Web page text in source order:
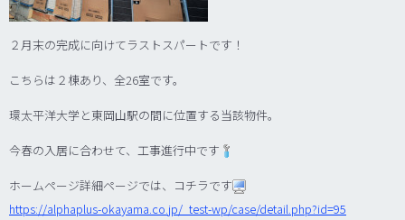
２月末の完成に向けてラストスパートです！
こちらは２棟あり、全26室です。
環太平洋大学と東岡山駅の間に位置する当該物件。
今春の入居に合わせて、工事進行中です
ホームページ詳細ページでは、コチラです
https://alphaplus-okayama.co.jp/_test-wp/case/detail.php?id=95